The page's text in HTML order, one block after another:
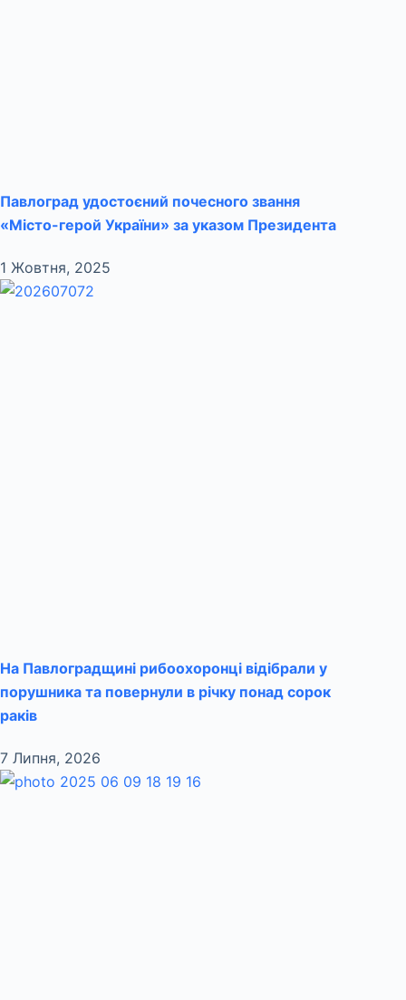
Павлоград удостоєний почесного звання
«Місто-герой України» за указом Президента
1 Жовтня, 2025
На Павлоградщині рибоохоронці відібрали у
порушника та повернули в річку понад сорок
раків
7 Липня, 2026